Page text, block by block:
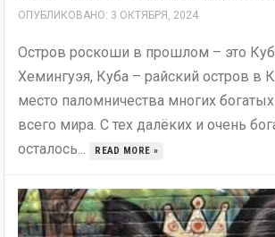
ОПУБЛИКОВАНО: 3 ОКТЯБРЯ, 2024
Остров роскоши в прошлом – это
Хемингуэя, Куба – райский остров в
место паломничества многих богатых
всего мира. С тех далёких и очень
осталось...
READ MORE »